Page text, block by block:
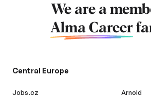
We are a
Alma Career
Central Europe
Jobs.cz
Arnold